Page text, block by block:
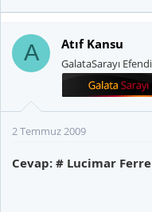
A Atıf Kansu
GalataSarayı
2 Temmuz 2009
Cevap: # Lucimar